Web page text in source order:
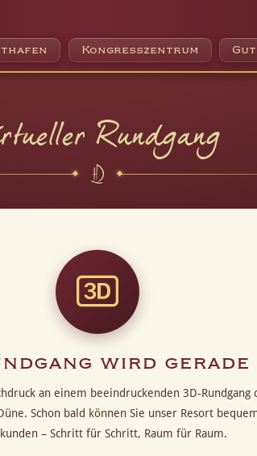
Kongresszentrum
Rundgang
wird
an einem beeindruckenden 3D-Rundgang
Schon bald können Sie unser Resort
– Schritt für Schritt, Raum für Raum.